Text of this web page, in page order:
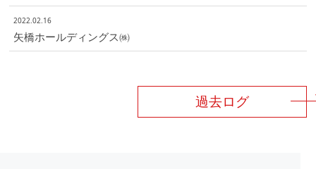
2022.02.16
矢橋ホールディングス㈱
過去ログ